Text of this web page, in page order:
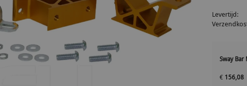
Levertijd:
Sway
€ 156,08